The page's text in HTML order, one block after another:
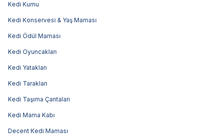
Kedi Kumu
Kedi Konservesi & Yaş Maması
Kedi Ödül Maması
Kedi Oyuncakları
Kedi Yatakları
Kedi Tarakları
Kedi Taşıma Çantaları
Kedi Mama Kabı
Decent Kedi Maması